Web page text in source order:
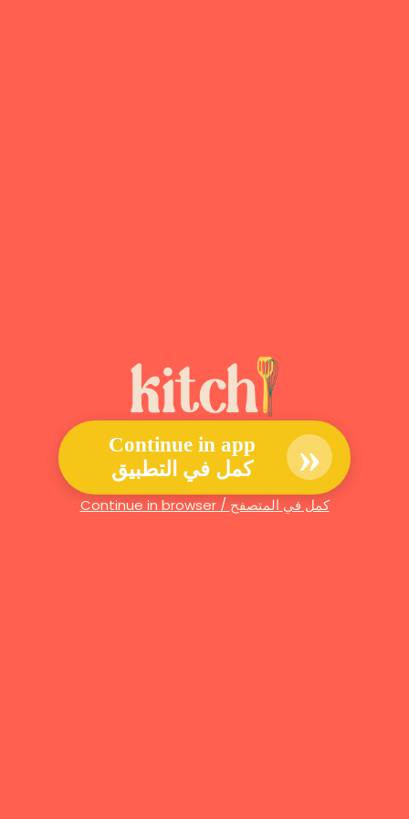
Continue in app
كمل في التطبيق
»
Continue in browser / كمل في المتصفح